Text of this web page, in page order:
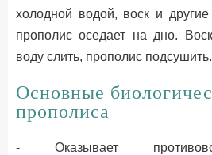
холодной водой, воск и
прополис оседает на дно.
воду слить, прополис подсушить.
Основные
прополиса
- Оказывает